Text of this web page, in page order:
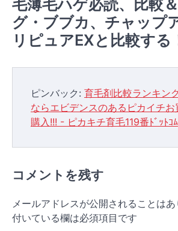
ョ
ン
毛薄毛ハゲ必読、比較
グ・ブブカ、チャップ
リピュアEXと比較する
ピンバック: 育毛剤比較ランキン
ならエビデンスのあるピカイチお
購入!!! - ピカキチ育毛119番ﾄﾞｯﾄｺﾑ
コメントを残す
メールアドレスが公開されることはあ
付いている欄は必須項目です